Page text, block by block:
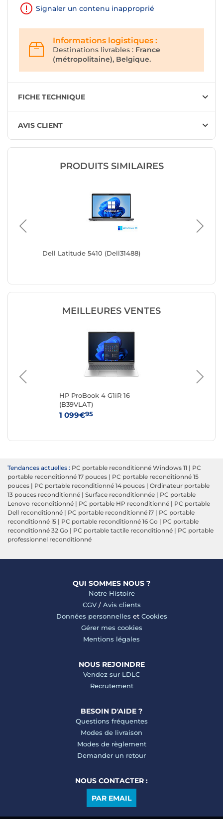
Signaler un contenu inapproprié
Informations logistiques :
Destinations livrables : France
(métropolitaine), Belgique.
FICHE TECHNIQUE
AVIS CLIENT
PRODUITS SIMILAIRES
Dell Latitude 5410 (Dell31488)
MEILLEURES VENTES
HP ProBook 4 G1iR 16
(B39VLAT)
1 099€95
Tendances actuelles : PC portable reconditionné Windows 11 | PC
portable reconditionné 17 pouces | PC portable reconditionné 15
pouces | PC portable reconditionné 14 pouces | Ordinateur portable
13 pouces reconditionné | Surface reconditionnée | PC portable
Lenovo reconditionné | PC portable HP reconditionné | PC portable
Dell reconditionné | PC portable reconditionné i7 | PC portable
reconditionné i5 | PC portable reconditionné 16 Go | PC portable
reconditionné 32 Go | PC portable tactile reconditionné | PC portable
professionnel reconditionné
QUI SOMMES NOUS ?
Notre Histoire
CGV/ Avis clients
Données personnelles et Cookies
Gérer mes cookies
Mentions légales
NOUS REJOINDRE
Vendez sur LDLC
Recrutement
BESOIN D'AIDE ?
Questions fréquentes
Modes de livraison
Modes de règlement
Demander un retour
NOUS CONTACTER :
PAR EMAIL